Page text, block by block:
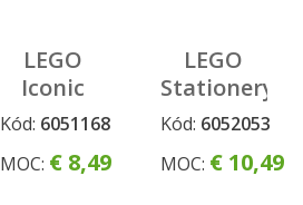
LEGO
Iconic
Menovka
batožinu
Kód: 6051168
MOC: € 8,49
LEGO
Stationery
Set s
Kód: 6052053
MOC: € 10,49